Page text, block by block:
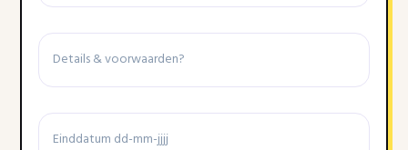
Details
voorwaarden
Einddatum